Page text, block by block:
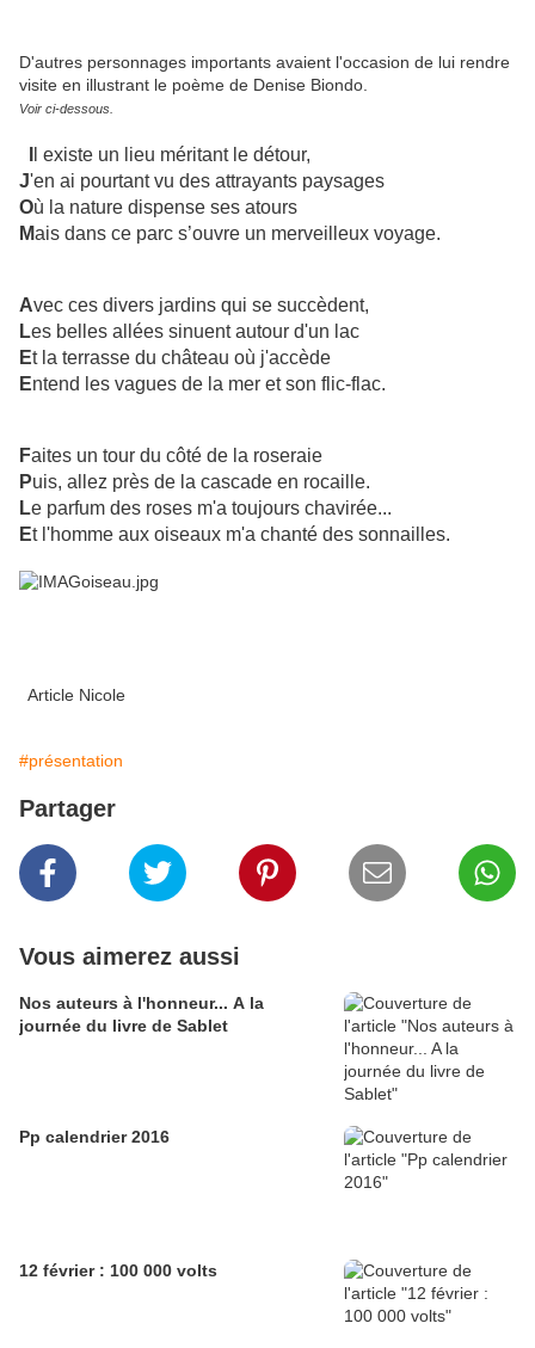
D'autres personnages importants avaient l'occasion de lui rendre
visite en illustrant le poème de Denise Biondo.
Voir ci-dessous.
l existe un lieu méritant le détour,
J'en ai pourtant vu des attrayants paysages
Où la nature dispense ses atours
Mais dans ce parc s’ouvre un merveilleux voyage.
Avec ces divers jardins qui se succèdent,
Les belles allées sinuent autour d'un lac
Et la terrasse du château où j'accède
Entend les vagues de la mer et son flic-flac.
Faites un tour du côté de la roseraie
Puis, allez près de la cascade en rocaille.
Le parfum des roses m'a toujours chavirée...
Et l'homme aux oiseaux m'a chanté des sonnailles.
Article Nicole
#présentation
Partager
Vous aimerez aussi
Nos auteurs à l'honneur... A la
journée du livre de Sablet
Pp calendrier 2016
12 février : 100 000 volts